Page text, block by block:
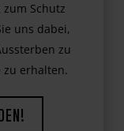
Schutz
uns dabei,
zu
zu erhalten.